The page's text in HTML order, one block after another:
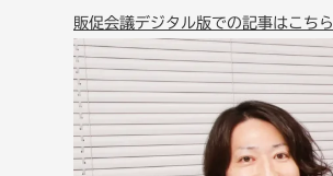
販促会議デジタル版での記事はこち